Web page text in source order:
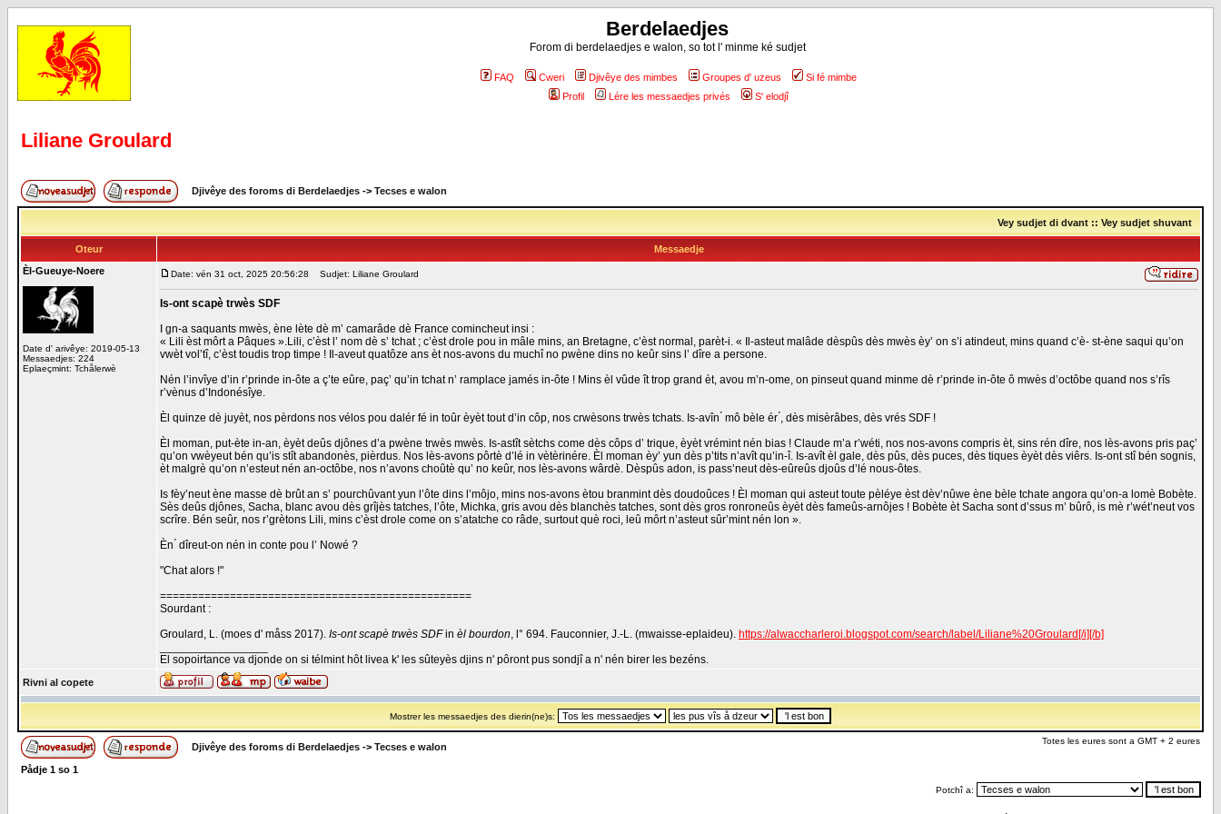
Berdelaedjes
Forom di berdelaedjes e walon, so tot l' minme ké sudjet
FAQ Cweri Djivêye des mimbes Groupes d' uzeus
Si fé mimbe
Profil
Lére les messaedjes privés S' elodjî
Liliane Groulard
Djivêye des foroms di Berdelaedjes -> Tecses e walon
Vey sudjet di dvant :: Vey sudjet shuvant
Oteur
Messaedje
Èl-Gueuye-Noere
Date d' arivêye: 2019-05-13
Messaedjes: 224
Eplaeçmint: Tchålerwè
Date: vén 31 oct, 2025 20:56:28 Sudjet: Liliane Groulard
Is-ont scapè trwès SDF
I gn-a saquants mwès, ène lète dè m’ camarâde dè France comincheut insi :
« Lili èst môrt a Pâques ».Lili, c’èst l’ nom dè s’ tchat ; c’èst drole pou in mâle mins, an Bretagne, c’èst normal, parèt-i. « Il-asteut malâde dèspûs dès mwès èy’ on s’i atindeut, mins quand c’è- st-ène saqui qu’on
vwèt vol’tî, c’èst toudis trop timpe ! Il-aveut quatôze ans èt nos-avons du muchî no pwène dins no keûr sins l’ dîre a persone.
Nén l’invîye d’in r’prinde in-ôte a ç’te eûre, paç’ qu’in tchat n’ ramplace jamés in-ôte ! Mins èl vûde ît trop grand èt, avou m’n-ome, on pinseut quand minme dè r’prinde in-ôte ô mwès d’octôbe quand nos s’rîs
r’vènus d’Indonésîye.
Èl quinze dè juyèt, nos pèrdons nos vélos pou dalér fé in toûr èyèt tout d’in côp, nos crwèsons trwès tchats. Is-avîn ́ mô bèle ér ́, dès misèrâbes, dès vrés SDF !
Èl moman, put-ète in-an, èyèt deûs djônes d’a pwène trwès mwès. Is-astît sètchs come dès côps d’ trique, èyèt vrémint nén bias ! Claude m’a r’wéti, nos nos-avons compris èt, sins rén dîre, nos lès-avons pris paç’
qu’on vwèyeut bén qu’is stît abandonès, pièrdus. Nos lès-avons pôrtè d’lé in vètèrinére. Èl moman èy’ yun dès p’tits n’avît qu’in-î. Is-avît èl gale, dès pûs, dès puces, dès tiques èyèt dès viêrs. Is-ont stî bén sognis,
èt malgrè qu’on n’esteut nén an-octôbe, nos n’avons choûtè qu’ no keûr, nos lès-avons wârdè. Dèspûs adon, is pass’neut dès-eûreûs djoûs d’lé nous-ôtes.
Is fèy’neut ène masse dè brût an s’ pourchûvant yun l’ôte dins l’môjo, mins nos-avons ètou branmint dès doudoûces ! Èl moman qui asteut toute pèléye èst dèv’nûwe ène bèle tchate angora qu’on-a lomè Bobète.
Sès deûs djônes, Sacha, blanc avou dès grîjès tatches, l’ôte, Michka, gris avou dès blanchès tatches, sont dès gros ronroneûs èyèt dès fameûs-arnôjes ! Bobète èt Sacha sont d’ssus m’ bûrô, is mè r’wét’neut vos
scrîre. Bén seûr, nos r’grètons Lili, mins c’èst drole come on s’atatche co râde, surtout què roci, leû môrt n’asteut sûr’mint nén lon ».
Èn ́ dîreut-on nén in conte pou l’ Nowé ?
"Chat alors !"
=================================================
Sourdant :
Groulard, L. (moes d' måss 2017). Is-ont scapè trwès SDFin èl bourdon, l° 694. Fauconnier, J.-L. (mwaisse-eplaideu). https://alwaccharleroi.blogspot.com/search/label/Liliane%20Groulard[/i][/b]
El sopoirtance va djonde on si télmint hôt livea k' les sûteyès djins n' pôront pus sondjî a n' nén birer les bezéns.
Rivni al copete
Mostrer les messaedjes des dierin(ne)s:
Djivêye des foroms di Berdelaedjes -> Tecses e walon
Totes les eures sont a GMT + 2 eures
Pådje 1 so 1
Potchî a: